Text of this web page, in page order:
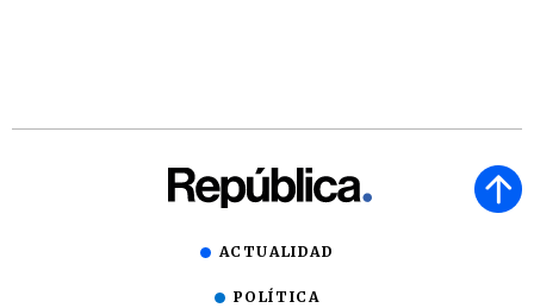
ACTUALIDAD
POLÍTICA